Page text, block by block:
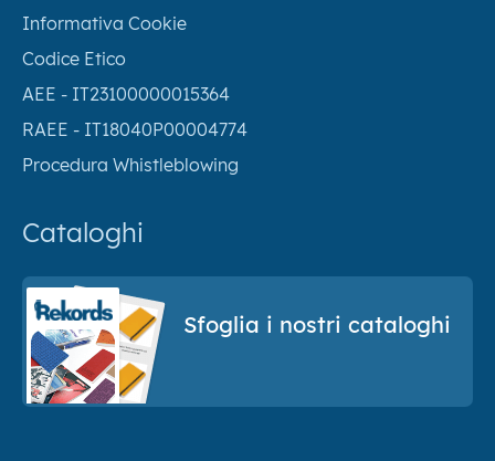
Informativa Cookie
Codice Etico
AEE - IT23100000015364
RAEE - IT18040P00004774
Procedura Whistleblowing
Cataloghi
Sfoglia i nostri cataloghi